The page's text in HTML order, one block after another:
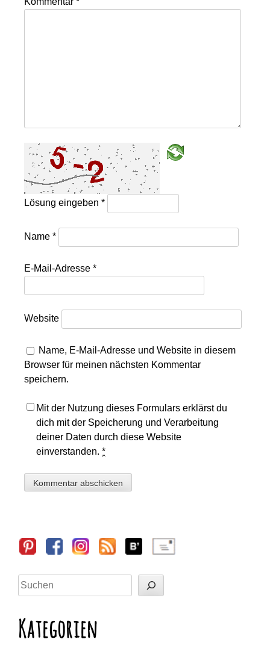
Lösung eingeben*
Name*
E-Mail-Adresse*
Website
Name, E-Mail-Adresse und Website in diesem
Browser für meinen nächsten Kommentar
speichern.
Mit der Nutzung dieses Formulars erklärst du
dich mit der Speicherung und Verarbeitung
deiner Daten durch diese Website
einverstanden.*
Sidebar
Suchen
Kategorien